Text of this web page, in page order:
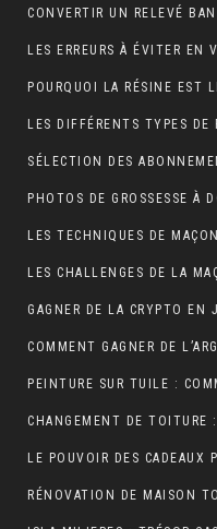
LES CHALLENGES DE LA
COMMENT GAGNER DE
CHANGEMENT DE TOITURE
LE POUVOIR DES CADEAUX